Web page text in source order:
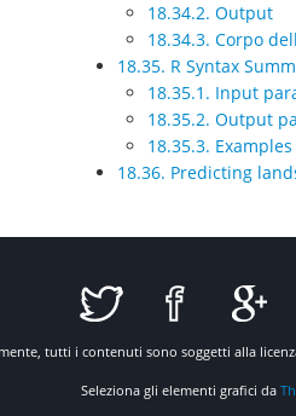
18.34.2. Output
18.34.3. Corpo
18.35. R Syntax
18.35.1. Input
18.35.2. Output
18.35.3. Examples
18.36. Predicting
tutti i contenuti sono soggetti alla
Seleziona gli elementi grafici da